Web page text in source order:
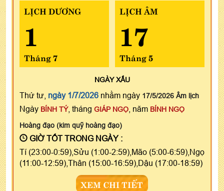
LỊCH DƯƠNG
1
Tháng 7
LỊCH ÂM
17
Tháng 5
NGÀYXẤU
Thứ tư, ngày 1/7/2026 nhằm ngày 17/5/2026 Âm lịch
Ngày BÍNH TÝ, tháng GIÁP NGỌ , năm BÍNH NGỌ
Hoàng đạo (kim quỹ hoàng đạo)
GIỜ TỐT TRONG NGÀY :
Tí (23:00-0:59),Sửu (1:00-2:59),Mão (5:00-6:59),Ngọ
(11:00-12:59),Thân (15:00-16:59),Dậu (17:00-18:59)
XEM CHI TIẾT